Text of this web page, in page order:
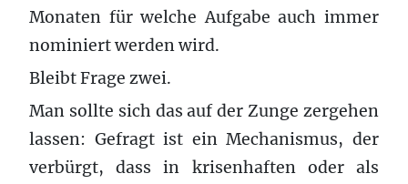
Monaten für welche Aufgabe auch immer
nominiert werden wird.
Bleibt Frage zwei.
Man sollte sich das auf der Zunge zergehen
lassen: Gefragt ist ein Mechanismus, der
verbürgt, dass in krisenhaften oder als